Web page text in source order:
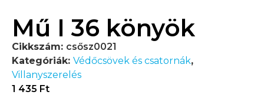
Mű I 36 könyök
Cikkszám: csősz0021
Kategóriák: Védőcsövek és csatornák,
Villanyszerelés
1 435 Ft